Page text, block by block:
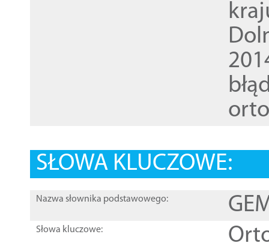
SŁOWA KLUCZOWE:
Nazwa słownika podstawowego:
Słowa kluczowe: